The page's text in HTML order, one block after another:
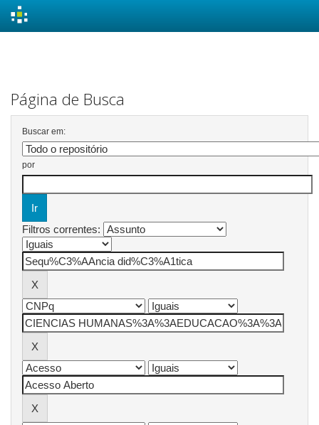
Página de Busca
Buscar em:
por
Filtros correntes: